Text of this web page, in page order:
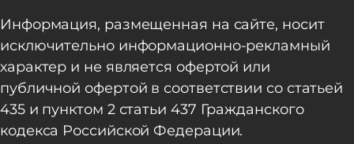
Информация, размещенная на сайте, носит
исключительно информационно-рекламный
характер и не является офертой или
публичной офертой в соответствии со статьей
435 и пунктом 2 статьи 437 Гражданского
кодекса Российской Федерации.